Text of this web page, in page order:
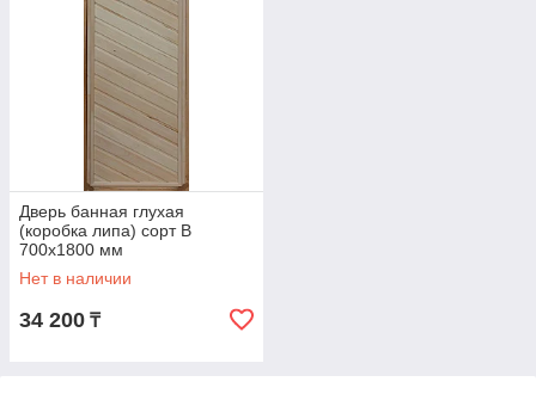
Дверь банная глухая
(коробка липа) сорт В
700х1800 мм
Нет в наличии
34 200 ₸